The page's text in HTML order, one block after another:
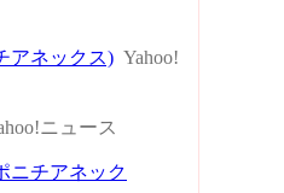
アネックス) Yahoo!
ニュース
ニチアネック